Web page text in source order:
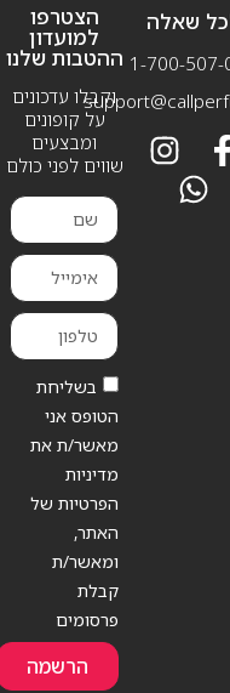
שאלה
1-700-
הצטרפו
למועדון
ההטבות שלנו
וקבלו עדכונים
על קופונים
ומבצעים
שווים לפני כולם
בשליחת
הטופס אני
מאשר/ת את
מדיניות
הפרטיות של
האתר,
ומאשר/ת
קבלת
פרסומים
הרשמה